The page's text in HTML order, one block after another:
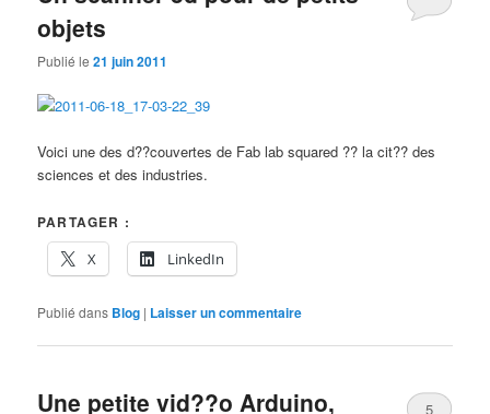
objets
Publié le21 juin 2011
Voici une des d??couvertes de Fab lab squared ?? la cit?? des
sciences et des industries.
PARTAGER :
X
LinkedIn
Publié dans Blog | Laisser un commentaire
Une petite vid??o Arduino,
5